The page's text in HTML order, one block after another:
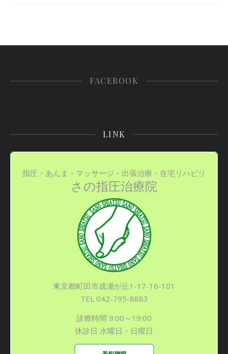
FACEBOOK
LINK
指圧・あんま・マッサージ・出張治療・在宅リハビリ
さの指圧治療院
東京都町田市成瀬が丘1-17-16-101
TEL 042-795-8883
診療時間 9:00～19:00
休診日 水曜日・日曜日